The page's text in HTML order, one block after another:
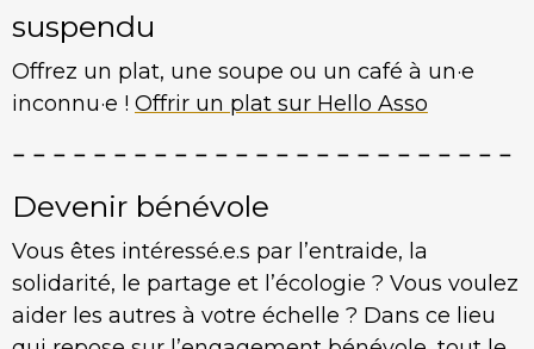
suspendu
Offrez un plat, une soupe ou un café à un·e
inconnu·e ! Offrir un plat sur Hello Asso
Devenir bénévole
Vous êtes intéressé.e.s par l’entraide, la
solidarité, le partage et l’écologie ? Vous voulez
aider les autres à votre échelle ? Dans ce lieu